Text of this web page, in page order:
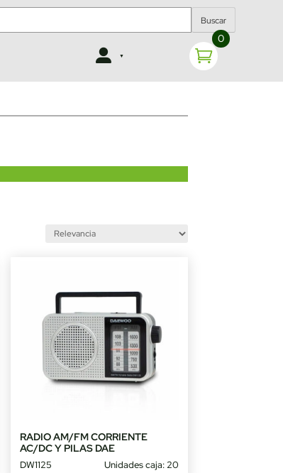
Buscar
0
RADIO AM/FM CORRIENTE
AC/DC Y PILAS DAE
DW1125 Unidades caja: 20